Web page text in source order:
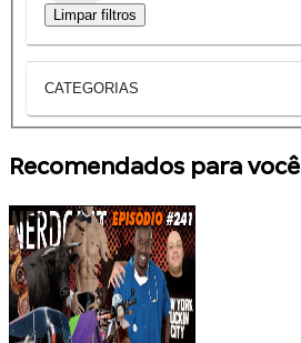
Limpar filtros
CATEGORIAS
Recomendados para você